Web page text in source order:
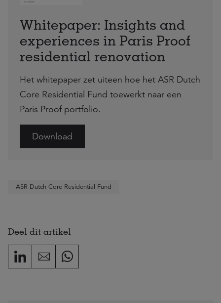
Whitepaper: Insights and
experiences in Paris Proof
residential renovation
Het whitepaper zet uiteen hoe het ASR Dutch
Core Residential Fund toewerkt naar een
Paris Proof portfolio.
Download
ASR Dutch Core Residential Fund
Deel dit artikel